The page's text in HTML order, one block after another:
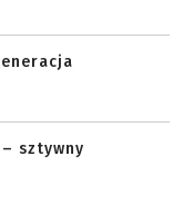
sztywny